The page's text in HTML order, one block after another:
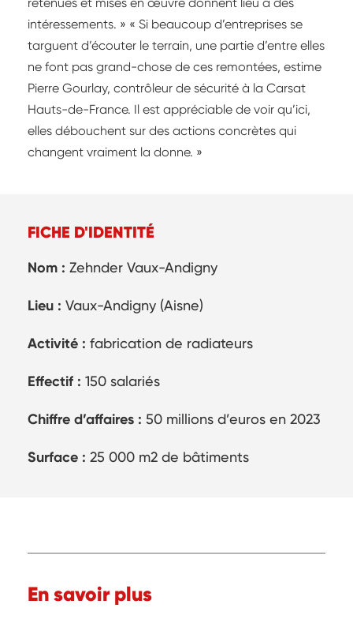
intéressements. » « Si beaucoup d’entreprises se
targuent d’écouter le terrain, une partie d’entre elles
ne font pas grand-chose de ces remontées, estime
Pierre Gourlay, contrôleur de sécurité à la Carsat
Hauts-de-France. Il est appréciable de voir qu’ici,
elles débouchent sur des actions concrètes qui
changent vraiment la donne. »
FICHE D'IDENTITÉ
Nom : Zehnder Vaux-Andigny
Lieu : Vaux-Andigny (Aisne)
Activité : fabrication de radiateurs
Effectif : 150 salariés
Chiffre d’affaires : 50 millions d’euros en 2023
Surface : 25 000 m2 de bâtiments
En savoir plus